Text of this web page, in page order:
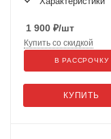
1 900 ₽/шт
КУПИТЬ
Купить со скидкой
В РАССРОЧКУ